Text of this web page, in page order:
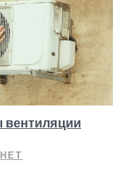
вентиляции